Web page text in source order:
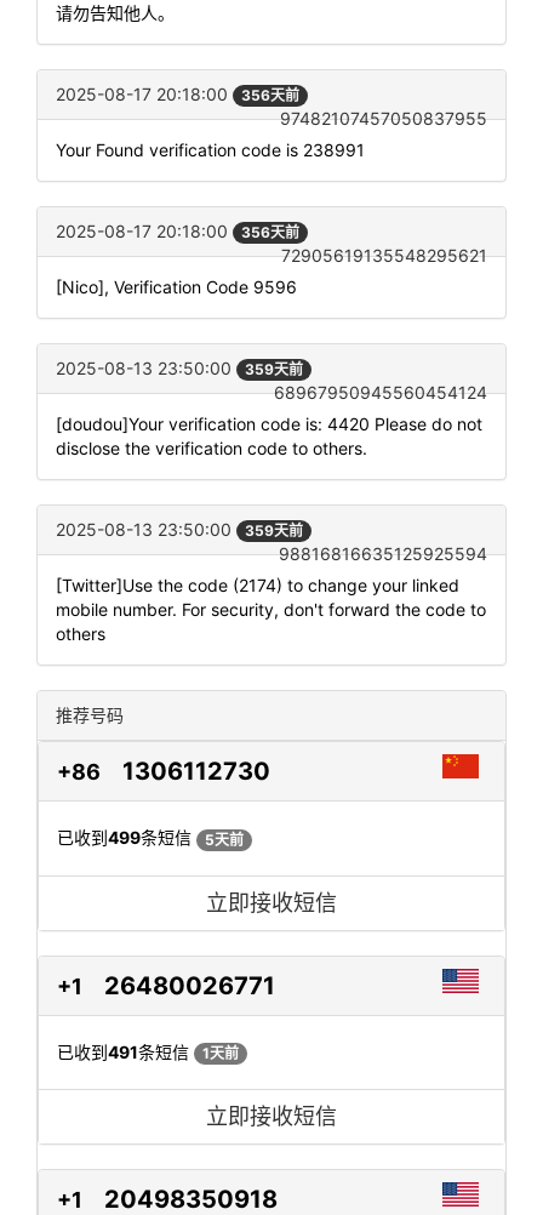
请勿告知他人。
2025-08-17 20:18:00 356天前
97482107457050837955
Your Found verification code is 238991
2025-08-17 20:18:00 356天前
72905619135548295621
[Nico], Verification Code 9596
2025-08-13 23:50:00 359天前
68967950945560454124
[doudou]Your verification code is: 4420 Please do not
disclose the verification code to others.
2025-08-13 23:50:00 359天前
98816816635125925594
[Twitter]Use the code (2174) to change your linked
mobile number. For security, don't forward the code to
others
推荐号码
+86 1306112730
已收到499条短信 5天前
立即接收短信
+1 26480026771
已收到491条短信 1天前
立即接收短信
+1 20498350918